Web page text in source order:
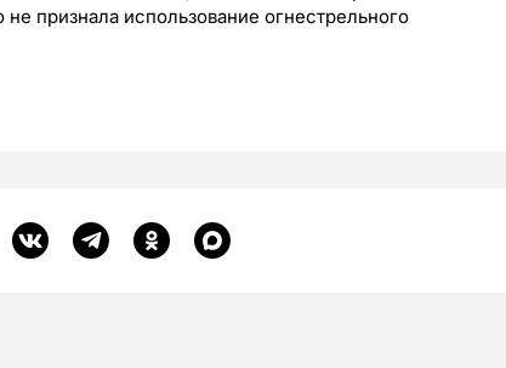
признала использование огнестрельного